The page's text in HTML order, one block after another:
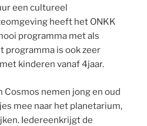
een cultureel
heeft het ONKK
programma met als
programma is ook zeer
kinderen vanaf 4jaar.
Cosmos nemen jong en oud
mee naar het planetarium,
Iedereenkrijgt de